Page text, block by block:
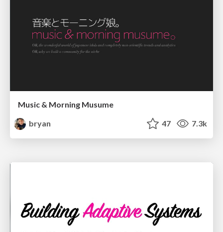
Music & Morning Musume
bryan
47 7.3k